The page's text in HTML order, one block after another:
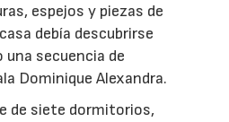
espejos y piezas de
debía descubrirse
secuencia de
Dominique Alexandra.
de siete dormitorios,